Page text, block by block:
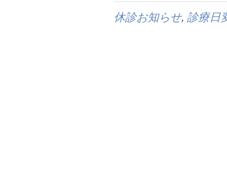
休診お知らせ, 診療日